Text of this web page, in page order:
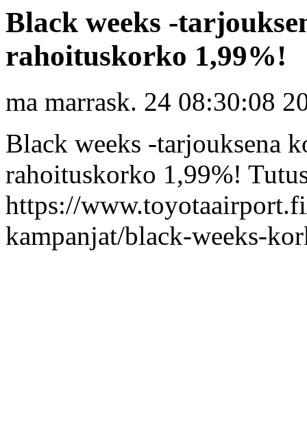
Black weeks -
rahoituskorko 1,99%!
ma marrask. 24 08:30:08
Black weeks -tarjouksena
rahoituskorko 1,99%!
https://
kampanjat/black-weeks-